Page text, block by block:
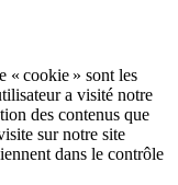
« cookie » sont les
a visité notre
des contenus que
sur notre site
dans le contrôle